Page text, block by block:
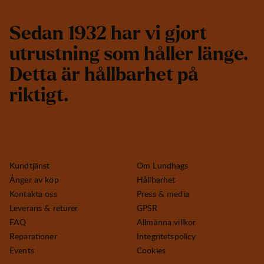
Sedan 1932 har vi gjort
utrustning som håller länge.
Detta är hållbarhet på
riktigt.
Kundtjänst
Ånger av köp
Kontakta oss
Leverans & returer
FAQ
Reparationer
Events
Om Lundhags
Hållbarhet
Press & media
GPSR
Allmänna villkor
Integritetspolicy
Cookies